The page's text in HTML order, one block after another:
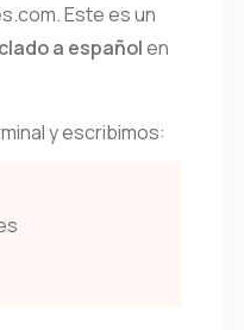
Este es un
a españolen
y escribimos: